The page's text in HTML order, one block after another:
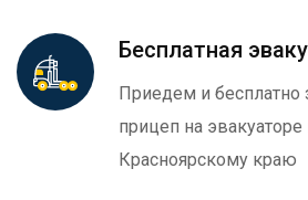
Бесплатная
Приедем и бесплатно
прицеп на
Красноярскому краю